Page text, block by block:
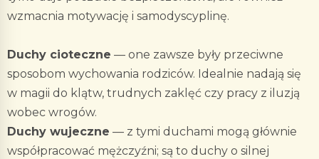
wzmacnia motywację i samodyscyplinę.
Duchy cioteczne — one zawsze były przeciwne
sposobom wychowania rodziców. Idealnie nadają się
w magii do klątw, trudnych zaklęć czy pracy z iluzją
wobec wrogów.
Duchy wujeczne — z tymi duchami mogą głównie
współpracować mężczyźni; są to duchy o silnej